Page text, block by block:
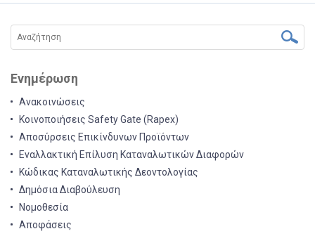
Ενημέρωση
Ανακοινώσεις
Κοινοποιήσεις Safety Gate (Rapex)
Αποσύρσεις Επικίνδυνων Προϊόντων
Εναλλακτική Επίλυση Καταναλωτικών Διαφορών
Κώδικας Καταναλωτικής Δεοντολογίας
Δημόσια Διαβούλευση
Νομοθεσία
Αποφάσεις